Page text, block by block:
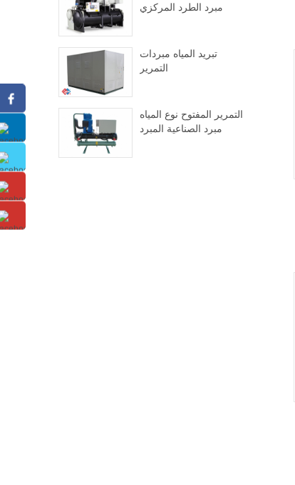
مبرد الطرد المركزي
تبريد المياه مبردات
التمرير
التمرير المفتوح نوع المياه
مبرد الصناعية المبرد